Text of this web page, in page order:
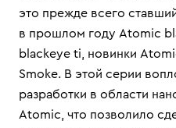
это прежде всего
в прошлом году Atomic
blackeye ti, новинки
Smoke. В этой серии
разработки в области
Atomic, что позволило